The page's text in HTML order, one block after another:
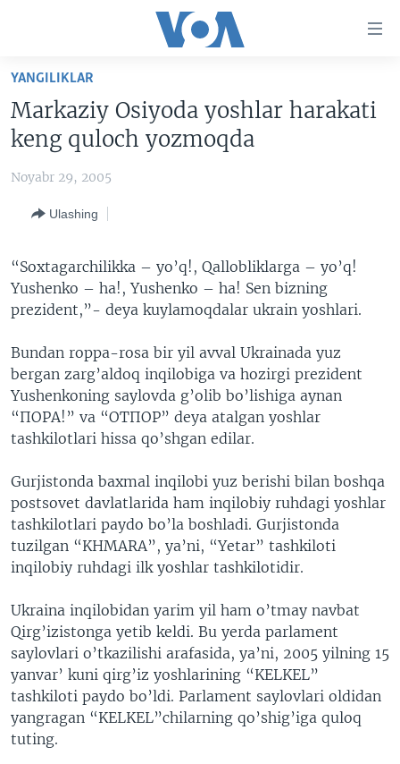
Boshiga
Qidiruvga
o'ting
AMERIKA
VATANDOSHLAR
AMERIKA MANZARALARI
XALQARO HAYOT
VASHINGTON CHOYXONASI
MOBIL-SALOM!
VIDEO
XABARLAR SURATLARDA
IJTIMOIY TARMOQLAR
FACEBOOK
YOUTUBE
INSTAGRAM
ODNOKLASSNIKI
TELEGRAM
TWITTER
SOUNDCLOUD
INGLIZ TILI DARSLARI
EDITORIAL
Learning English
YANGILIKLAR
Markaziy Osiyoda yoshlar harakati
keng quloch yozmoqda
Noyabr 29, 2005
Ulashing
“Soxtagarchilikka – yo’q!, Qallobliklarga – yo’q!
Yushenko – ha!, Yushenko – ha! Sen bizning
prezident,”- deya kuylamoqdalar ukrain yoshlari.
Bundan roppa-rosa bir yil avval Ukrainada yuz
bergan zarg’aldoq inqilobiga va hozirgi prezident
Yushenkoning saylovda g’olib bo’lishiga aynan
“ПОРА!” va “ОТПОР” deya atalgan yoshlar
tashkilotlari hissa qo’shgan edilar.
Gurjistonda baxmal inqilobi yuz berishi bilan boshqa
postsovet davlatlarida ham inqilobiy ruhdagi yoshlar
tashkilotlari paydo bo’la boshladi. Gurjistonda
tuzilgan “KHMARA”, ya’ni, “Yetar” tashkiloti
inqilobiy ruhdagi ilk yoshlar tashkilotidir.
Ukraina inqilobidan yarim yil ham o’tmay navbat
Qirg’izistonga yetib keldi. Bu yerda parlament
saylovlari o’tkazilishi arafasida, ya’ni, 2005 yilning 15
yanvar’ kuni qirg’iz yoshlarining “KELKEL”
tashkiloti paydo bo’ldi. Parlament saylovlari oldidan
yangragan “KELKEL”chilarning qo’shig’iga quloq
tuting.